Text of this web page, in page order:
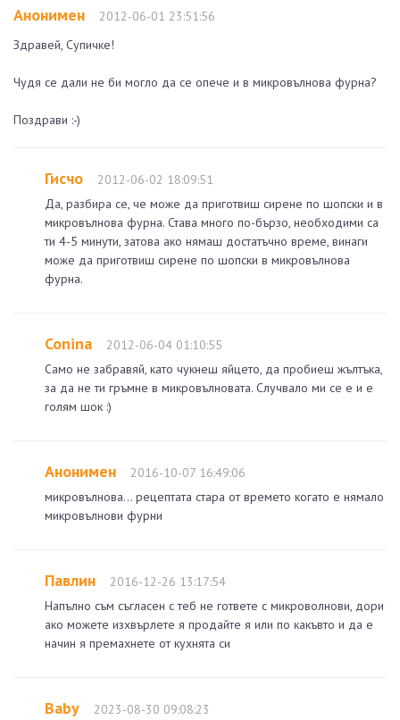
Анонимен
2012-06-01 23:51:56
Здравей, Супичке!
Чудя се дали не би могло да се опече и в микровълнова фурна?
Поздрави :-)
Гисчо
2012-06-02 18:09:51
Да, разбира се, че може да приготвиш сирене по шопски и в
микровълнова фурна. Става много по-бързо, необходими са
ти 4-5 минути, затова ако нямаш достатъчно време, винаги
може да приготвиш сирене по шопски в микровълнова
фурна.
Conina
2012-06-04 01:10:55
Само не забравяй, като чукнеш яйцето, да пробиеш жълтъка,
за да не ти гръмне в микровълновата. Случвало ми се е и е
голям шок :)
Анонимен
2016-10-07 16:49:06
микровълнова... рецептата стара от времето когато е нямало
микровълнови фурни
Павлин
2016-12-26 13:17:54
Напълно съм съгласен с теб не гответе с микроволнови, дори
ако можете изхвърлете я продайте я или по какъвто и да е
начин я премахнете от кухнята си
Baby
2023-08-30 09:08:23